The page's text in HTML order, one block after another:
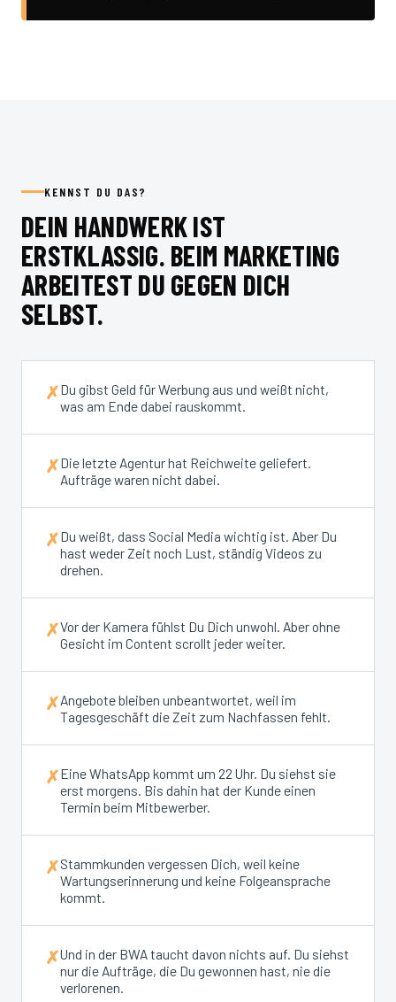
KENNST DU DAS?
DEIN HANDWERK IST
ERSTKLASSIG. BEIM MARKETING
ARBEITEST DU GEGEN DICH
SELBST.
✗Du gibst Geld für Werbung aus und weißt nicht,
was am Ende dabei rauskommt.
✗Die letzte Agentur hat Reichweite geliefert.
Aufträge waren nicht dabei.
✗Du weißt, dass Social Media wichtig ist. Aber Du
hast weder Zeit noch Lust, ständig Videos zu
drehen.
✗Vor der Kamera fühlst Du Dich unwohl. Aber ohne
Gesicht im Content scrollt jeder weiter.
✗Angebote bleiben unbeantwortet, weil im
Tagesgeschäft die Zeit zum Nachfassen fehlt.
✗Eine WhatsApp kommt um 22 Uhr. Du siehst sie
erst morgens. Bis dahin hat der Kunde einen
Termin beim Mitbewerber.
✗Stammkunden vergessen Dich, weil keine
Wartungserinnerung und keine Folgeansprache
kommt.
✗Und in der BWA taucht davon nichts auf. Du siehst
nur die Aufträge, die Du gewonnen hast, nie die
verlorenen.